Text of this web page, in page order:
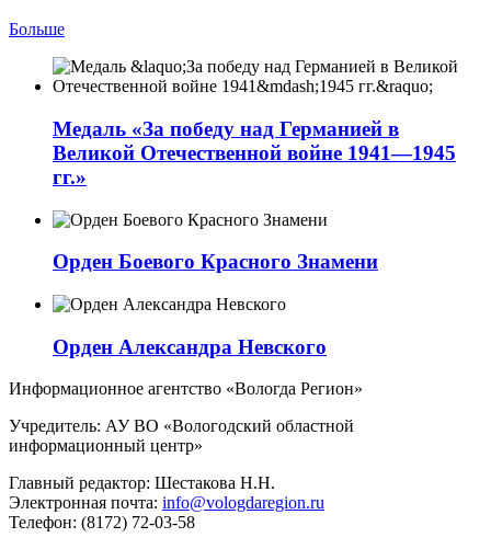
Больше
Медаль «За победу над Германией в
Великой Отечественной войне 1941—1945
гг.»
Орден Боевого Красного Знамени
Орден Александра Невского
Информационное агентство «Вологда Регион»
Учредитель: АУ ВО «Вологодский областной
информационный центр»
Главный редактор: Шестакова Н.Н.
Электронная почта: info@vologdaregion.ru
Телефон: (8172) 72-03-58